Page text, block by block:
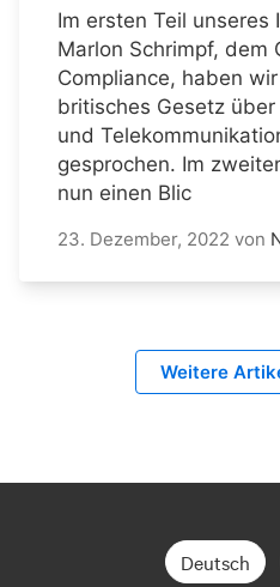
Im ersten Teil unseres
Marlon Schrimpf, dem
Compliance, haben
britisches Gesetz
und
gesprochen. Im
nun einen Blic
23. Dezember, 2022 von
Weitere
Deutsch